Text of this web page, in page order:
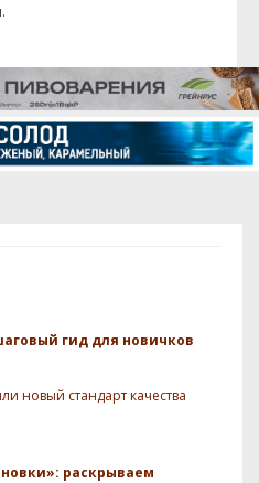
гид для новичков
новый стандарт качества
раскрываем